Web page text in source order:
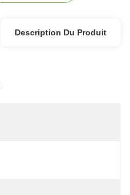
Description Du Produit